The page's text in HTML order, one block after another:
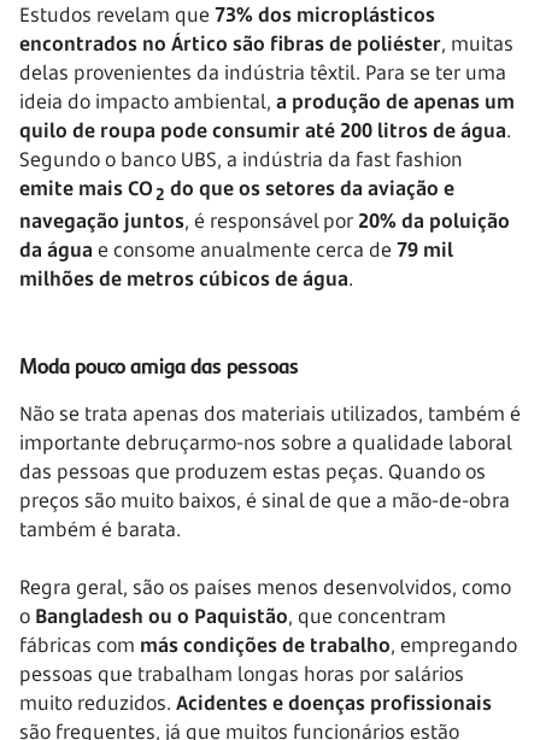
Estudos revelam que 73% dos microplásticos
encontrados no Ártico são fibras de poliéster, muitas
delas provenientes da indústria têxtil. Para se ter uma
ideia do impacto ambiental, a produção de apenas um
quilo de roupa pode consumir até 200 litros de água.
Segundo o banco UBS, a indústria da fast fashion
emite mais CO2 do que os setores da aviação e
navegação juntos, é responsável por 20% da poluição
da água e consome anualmente cerca de 79 mil
milhões de metros cúbicos de água.
Moda pouco amiga das pessoas
Não se trata apenas dos materiais utilizados, também é
importante debruçarmo-nos sobre a qualidade laboral
das pessoas que produzem estas peças. Quando os
preços são muito baixos, é sinal de que a mão-de-obra
também é barata.
Regra geral, são os países menos desenvolvidos, como
o Bangladesh ou o Paquistão, que concentram
fábricas com más condições de trabalho, empregando
pessoas que trabalham longas horas por salários
muito reduzidos. Acidentes e doenças profissionais
são frequentes, já que muitos funcionários estão